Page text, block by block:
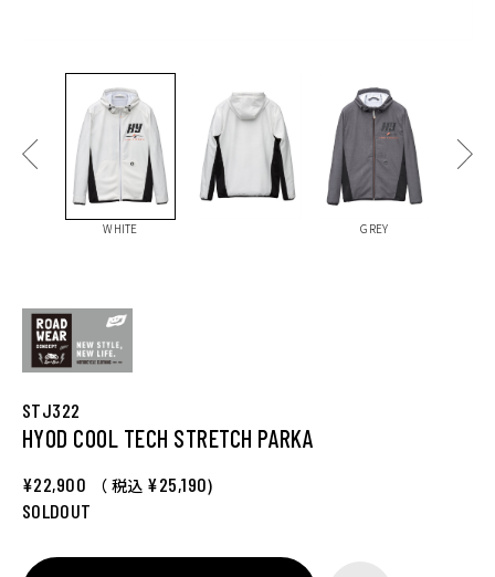
WHITE GREY
STJ322
HYOD COOL TECH STRETCH PARKA
¥22,900 （ 税込 ¥25,190)
SOLDOUT